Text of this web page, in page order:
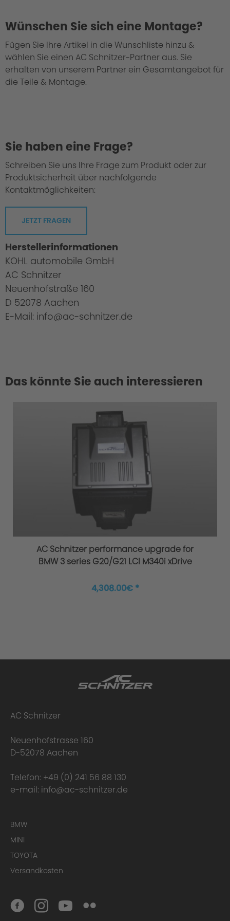
Overload / Overheating Control
Extensively tested
Performance upgrade installed - what
happens to the warranty?
the complete Warranty Conditions.
Wünschen Sie sich eine Montage?
Fügen Sie Ihre Artikel in die Wunschliste hinzu &
wählen Sie einen AC Schnitzer-Partner aus. Sie
erhalten von unserem Partner ein Gesamtangebot für
die Teile & Montage.
Sie haben eine Frage?
Schreiben Sie uns Ihre Frage zum Produkt oder zur
Produktsicherheit über nachfolgende
Kontaktmöglichkeiten:
JETZT FRAGEN
Herstellerinformationen
KOHL automobile GmbH
AC Schnitzer
Neuenhofstraße 160
D 52078 Aachen
E-Mail: info@ac-schnitzer.de
Das könnte Sie auch interessieren
AC Schnitzer performance upgrade for
BMW 3 series G20/G21 LCI M340i xDrive
4,308.00€ *
AC Schnitzer
Neuenhofstrasse 160
D-52078 Aachen
Telefon: +49 (0) 241 56 88 130
e-mail: info@ac-schnitzer.de
BMW
MINI
TOYOTA
Versandkosten